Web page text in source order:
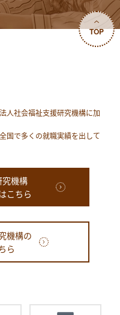
TOP
⼈社会福祉⽀援研究機構に加
国で多くの就職実績を出して
機構
こちら
機構の
ら